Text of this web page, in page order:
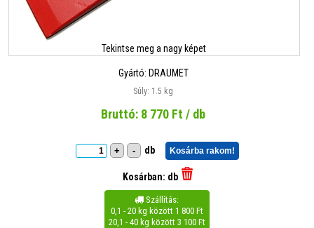
Tekintse meg a nagy képet
Gyártó: DRAUMET
Súly: 1.5 kg
Bruttó: 8 770 Ft / db
+ - db Kosárba rakom!
Kosárban: db
 Szállítás:
0,1 - 20 kg között 1 800 Ft
20,1 - 40 kg között 3 100 Ft